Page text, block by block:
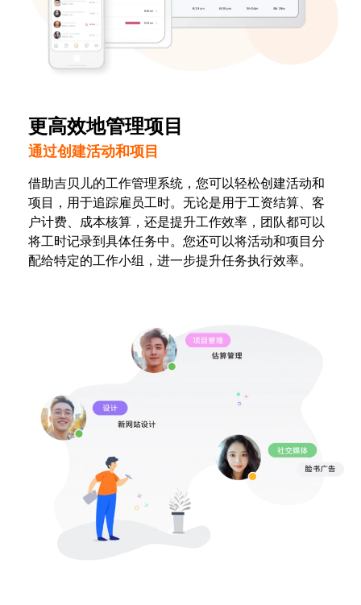
更高效地管理项目
通过创建活动和项目
借助吉贝儿的工作管理系统，您可以轻松创建活动和
项目，用于追踪雇员工时。无论是用于工资结算、客
户计费、成本核算，还是提升工作效率，团队都可以
将工时记录到具体任务中。您还可以将活动和项目分
配给特定的工作小组，进一步提升任务执行效率。